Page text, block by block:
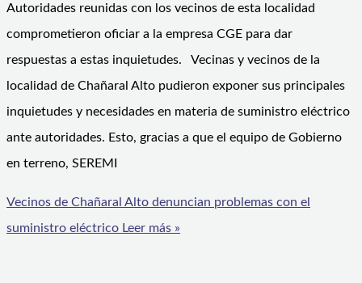
Autoridades reunidas con los vecinos de esta localidad
comprometieron oficiar a la empresa CGE para dar
respuestas a estas inquietudes. Vecinas y vecinos de la
localidad de Chañaral Alto pudieron exponer sus principales
inquietudes y necesidades en materia de suministro eléctrico
ante autoridades. Esto, gracias a que el equipo de Gobierno
en terreno, SEREMI
Vecinos de Chañaral Alto denuncian problemas con el
suministro eléctrico Leer más »